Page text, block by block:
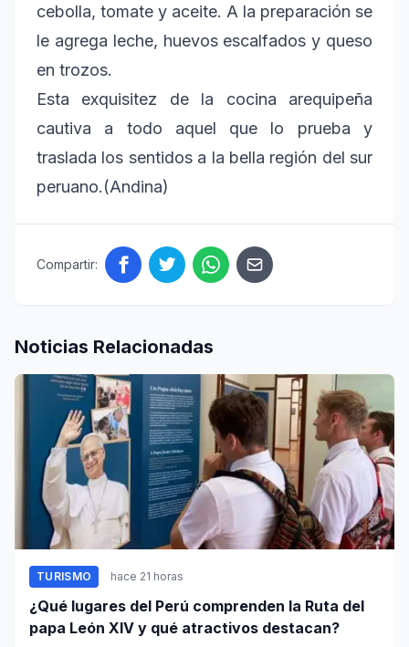
cebolla, tomate y aceite. A la preparación se
le agrega leche, huevos escalfados y queso
en trozos.
Esta exquisitez de la cocina arequipeña
cautiva a todo aquel que lo prueba y
traslada los sentidos a la bella región del sur
peruano.(Andina)
Compartir:
Noticias Relacionadas
TURISMO hace 21 horas
¿Qué lugares del Perú comprenden la Ruta del
papa León XIV y qué atractivos destacan?